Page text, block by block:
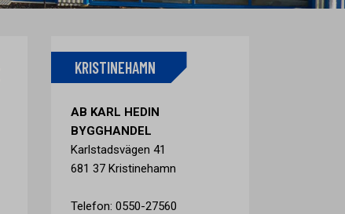
KRISTINEHAMN
AB KARL HEDIN
BYGGHANDEL
Karlstadsvägen 41
681 37 Kristinehamn
Telefon: 0550-27560